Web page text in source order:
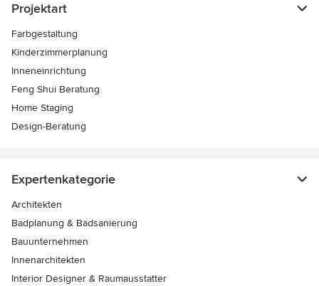
Projektart
Farbgestaltung
Kinderzimmerplanung
Inneneinrichtung
Feng Shui Beratung
Home Staging
Design-Beratung
Expertenkategorie
Architekten
Badplanung & Badsanierung
Bauunternehmen
Innenarchitekten
Interior Designer & Raumausstatter